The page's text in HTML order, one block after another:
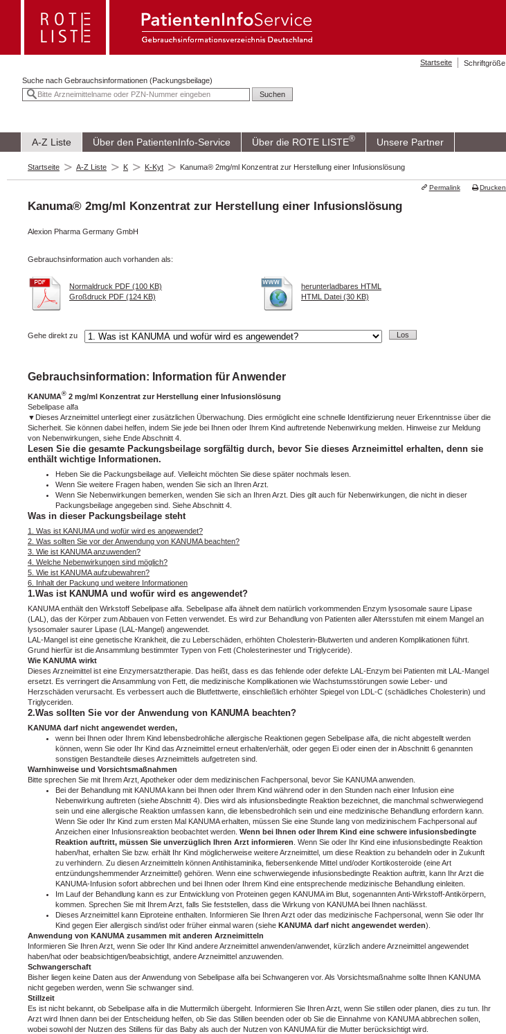
Suche nach Gebrauchsinformationen (Packungsbeilage)
A-Z Liste Über den PatientenInfo-Service Über die ROTE LISTE® Unsere Partner
Startseite Schriftgröße
Startseite A-Z Liste K K-Kyt Kanuma® 2mg/ml Konzentrat zur Herstellung einer Infusionslösung
Kanuma® 2mg/ml Konzentrat zur Herstellung einer Infusionslösung
Alexion Pharma Germany GmbH
Gebrauchsinformation auch vorhanden als:
Normaldruck PDF (100 KB)
Großdruck PDF (124 KB)
herunterladbares HTML
HTML Datei (30 KB)
Gehe direkt zu
Gebrauchsinformation: Information für Anwender
KANUMA® 2 mg/ml Konzentrat zur Herstellung einer Infusionslösung
Sebelipase alfa
▼Dieses Arzneimittel unterliegt einer zusätzlichen Überwachung. Dies ermöglicht eine schnelle Identifizierung neuer Erkenntnisse über die
Sicherheit. Sie können dabei helfen, indem Sie jede bei Ihnen oder Ihrem Kind auftretende Nebenwirkung melden. Hinweise zur Meldung
von Nebenwirkungen, siehe Ende Abschnitt 4.
Lesen Sie die gesamte Packungsbeilage sorgfältig durch, bevor Sie dieses Arzneimittel erhalten, denn sie
enthält wichtige Informationen.
Heben Sie die Packungsbeilage auf. Vielleicht möchten Sie diese später nochmals lesen.
Wenn Sie weitere Fragen haben, wenden Sie sich an Ihren Arzt.
Wenn Sie Nebenwirkungen bemerken, wenden Sie sich an Ihren Arzt. Dies gilt auch für Nebenwirkungen, die nicht in dieser
Packungsbeilage angegeben sind. Siehe Abschnitt 4.
Was in dieser Packungsbeilage steht
1. Was ist KANUMA und wofür wird es angewendet?
2. Was sollten Sie vor der Anwendung von KANUMA beachten?
3. Wie ist KANUMA anzuwenden?
4. Welche Nebenwirkungen sind möglich?
5. Wie ist KANUMA aufzubewahren?
6. Inhalt der Packung und weitere Informationen
1.Was ist KANUMA und wofür wird es angewendet?
KANUMA enthält den Wirkstoff Sebelipase alfa. Sebelipase alfa ähnelt dem natürlich vorkommenden Enzym lysosomale saure Lipase
(LAL), das der Körper zum Abbauen von Fetten verwendet. Es wird zur Behandlung von Patienten aller Altersstufen mit einem Mangel an
lysosomaler saurer Lipase (LAL-Mangel) angewendet.
LAL-Mangel ist eine genetische Krankheit, die zu Leberschäden, erhöhten Cholesterin-Blutwerten und anderen Komplikationen führt.
Grund hierfür ist die Ansammlung bestimmter Typen von Fett (Cholesterinester und Triglyceride).
Wie KANUMA wirkt
Dieses Arzneimittel ist eine Enzymersatztherapie. Das heißt, dass es das fehlende oder defekte LAL-Enzym bei Patienten mit LAL-Mangel
ersetzt. Es verringert die Ansammlung von Fett, die medizinische Komplikationen wie Wachstumsstörungen sowie Leber- und
Herzschäden verursacht. Es verbessert auch die Blutfettwerte, einschließlich erhöhter Spiegel von LDL-C (schädliches Cholesterin) und
Triglyceriden.
2.Was sollten Sie vor der Anwendung von KANUMA beachten?
KANUMA darf nicht angewendet werden,
wenn bei Ihnen oder Ihrem Kind lebensbedrohliche allergische Reaktionen gegen Sebelipase alfa, die nicht abgestellt werden
können, wenn Sie oder Ihr Kind das Arzneimittel erneut erhalten/erhält, oder gegen Ei oder einen der in Abschnitt 6 genannten
sonstigen Bestandteile dieses Arzneimittels aufgetreten sind.
Warnhinweise und Vorsichtsmaßnahmen
Bitte sprechen Sie mit Ihrem Arzt, Apotheker oder dem medizinischen Fachpersonal, bevor Sie KANUMA anwenden.
Bei der Behandlung mit KANUMA kann bei Ihnen oder Ihrem Kind während oder in den Stunden nach einer Infusion eine
Nebenwirkung auftreten (siehe Abschnitt 4). Dies wird als infusionsbedingte Reaktion bezeichnet, die manchmal schwerwiegend
sein und eine allergische Reaktion umfassen kann, die lebensbedrohlich sein und eine medizinische Behandlung erfordern kann.
Wenn Sie oder Ihr Kind zum ersten Mal KANUMA erhalten, müssen Sie eine Stunde lang von medizinischem Fachpersonal auf
Anzeichen einer Infusionsreaktion beobachtet werden. Wenn bei Ihnen oder Ihrem Kind eine schwere infusionsbedingte
Reaktion auftritt, müssen Sie unverzüglich Ihren Arzt informieren . Wenn Sie oder Ihr Kind eine infusionsbedingte Reaktion
haben/hat, erhalten Sie bzw. erhält Ihr Kind möglicherweise weitere Arzneimittel, um diese Reaktion zu behandeln oder in Zukunft
zu verhindern. Zu diesen Arzneimitteln können Antihistaminika, fiebersenkende Mittel und/oder Kortikosteroide (eine Art
entzündungshemmender Arzneimittel) gehören. Wenn eine schwerwiegende infusionsbedingte Reaktion auftritt, kann Ihr Arzt die
KANUMA-Infusion sofort abbrechen und bei Ihnen oder Ihrem Kind eine entsprechende medizinische Behandlung einleiten.
Im Lauf der Behandlung kann es zur Entwicklung von Proteinen gegen KANUMA im Blut, sogenannten Anti-Wirkstoff-Antikörpern,
kommen. Sprechen Sie mit Ihrem Arzt, falls Sie feststellen, dass die Wirkung von KANUMA bei Ihnen nachlässt.
Dieses Arzneimittel kann Eiproteine enthalten. Informieren Sie Ihren Arzt oder das medizinische Fachpersonal, wenn Sie oder Ihr
Kind gegen Eier allergisch sind/ist oder früher einmal waren (siehe KANUMA darf nicht angewendet werden).
Anwendung von KANUMA zusammen mit anderen Arzneimitteln
Informieren Sie Ihren Arzt, wenn Sie oder Ihr Kind andere Arzneimittel anwenden/anwendet, kürzlich andere Arzneimittel angewendet
haben/hat oder beabsichtigen/beabsichtigt, andere Arzneimittel anzuwenden.
Schwangerschaft
Bisher liegen keine Daten aus der Anwendung von Sebelipase alfa bei Schwangeren vor. Als Vorsichtsmaßnahme sollte Ihnen KANUMA
nicht gegeben werden, wenn Sie schwanger sind.
Stillzeit
Es ist nicht bekannt, ob Sebelipase alfa in die Muttermilch übergeht. Informieren Sie Ihren Arzt, wenn Sie stillen oder planen, dies zu tun. Ihr
Arzt wird Ihnen dann bei der Entscheidung helfen, ob Sie das Stillen beenden oder ob Sie die Einnahme von KANUMA abbrechen sollen,
wobei sowohl der Nutzen des Stillens für das Baby als auch der Nutzen von KANUMA für die Mutter berücksichtigt wird.
Permalink Drucken